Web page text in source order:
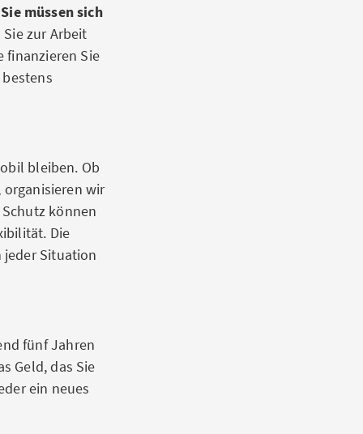
müssen sich
zur Arbeit
finanzieren Sie
bleiben. Ob
organisieren wir
können
Die
jeder Situation
fünf Jahren
Geld, das Sie
ein neues